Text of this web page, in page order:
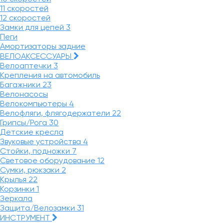
11 скоростей
12 скоростей
Замки для цепей 3
Пеги
Амортизаторы задние
ВЕЛОАКСЕССУАРЫ
Велоаптечки 3
Крепления на автомобиль
Багажники 23
Велонасосы
Велокомпьютеры 4
Велофляги, флягодержатели 22
Грипсы/Рога 30
Детские кресла
Звуковые устройства 4
Стойки, подножки 7
Световое оборудование 12
Сумки, рюкзаки 2
Крылья 22
Корзинки 1
Зеркала
Защита/Велозамки 31
ИНСТРУМЕНТ